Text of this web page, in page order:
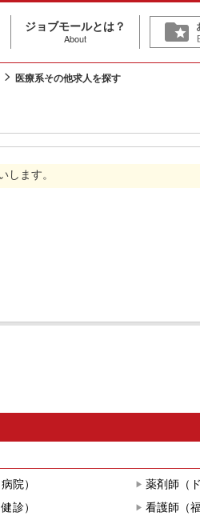
ジョブモールとは？
About
医療系その他求人を探す
ます。
院） 薬剤師（
診） 看護師（